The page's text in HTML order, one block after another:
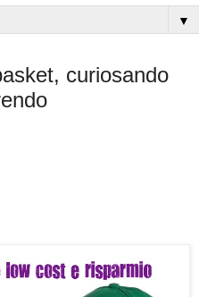
▼
curiosando